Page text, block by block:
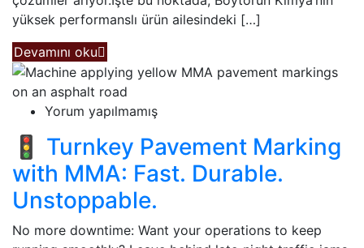
yüksek performanslı ürün ailesindeki […]
Devamını oku
Yorum yapılmamış
🚦 Turnkey Pavement Marking
with MMA: Fast. Durable.
Unstoppable.
No more downtime: Want your operations to keep